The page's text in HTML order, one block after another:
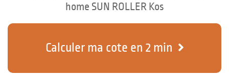
home SUN ROLLER Kos
Calculer ma cote en 2 min